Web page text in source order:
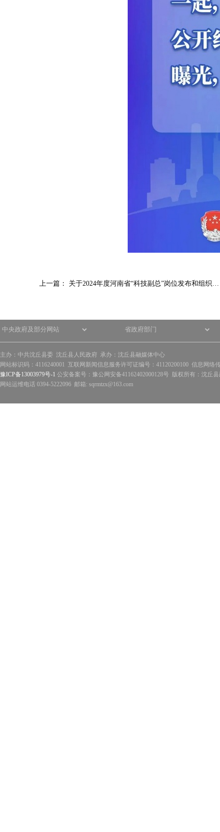
上一篇： 关于2024年度河南省“科技副总”岗位发布和组织…
主办：中共沈丘县委 沈丘县人民政府 承办：沈丘县融媒体中心
网站标识码：4116240001 互联网新闻信息服务许可证编号：41120200100 信息网络
豫ICP备13003979号-1 公安备案号：豫公网安备41162402000128号 版权所有：沈丘
网站运维电话 0394-5222096 邮箱: sqrmtzx@163.com